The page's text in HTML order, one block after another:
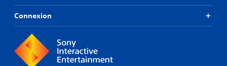
Connexion